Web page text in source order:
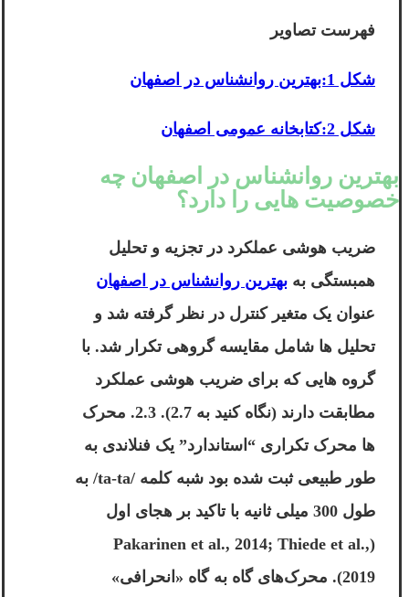
فهرست تصاویر
شکل 1:بهترین روانشناس در اصفهان
شکل 2:کتابخانه عمومی اصفهان
بهترین روانشناس در اصفهان چه
خصوصیت هایی را دارد؟
ضریب هوشی عملکرد در تجزیه و تحلیل
همبستگی به بهترین روانشناس در اصفهان
عنوان یک متغیر کنترل در نظر گرفته شد و
تحلیل ها شامل مقایسه گروهی تکرار شد. با
گروه هایی که برای ضریب هوشی عملکرد
مطابقت دارند (نگاه کنید به 2.7). 2.3. محرک
ها محرک تکراری “استاندارد” یک فنلاندی به
طور طبیعی ثبت شده بود شبه کلمه /ta-ta/ به
طول 300 میلی ثانیه با تاکید بر هجای اول
(Pakarinen et al., 2014; Thiede et al.,
2019). محرک‌های گاه به گاه «انحرافی»